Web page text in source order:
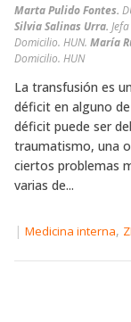
Marta Pulido Fontes.
Silvia Salinas Urra.
Domicilio. HUN. María
Domicilio. HUN
La transfusión es
déficit en alguno
déficit puede ser
traumatismo, una
ciertos problemas
varias de...
| Medicina interna,